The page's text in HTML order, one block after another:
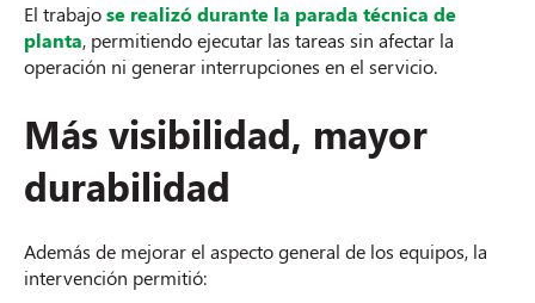
El trabajose realizó durante la parada técnica de
planta, permitiendo ejecutar las tareas sin afectar la
operación ni generar interrupciones en el servicio.
Más visibilidad, mayor
durabilidad
Además de mejorar el aspecto general de los equipos, la
intervención permitió: